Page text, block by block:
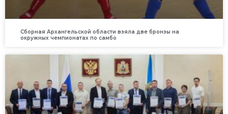
Сборная Архангельской области взяла две бронзы на
окружных чемпионатах по самбо